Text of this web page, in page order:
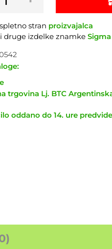
stran proizvajalca
druge izdelke znamkeSigma
trgovina Lj. BTC
oddano do 14. ure